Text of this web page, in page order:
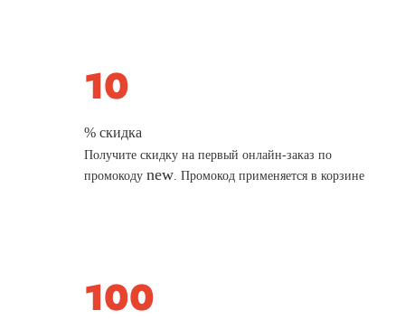
% скидка
Получите скидку на первый онлайн-заказ по
промокодуnew. Промокод применяется в корзине